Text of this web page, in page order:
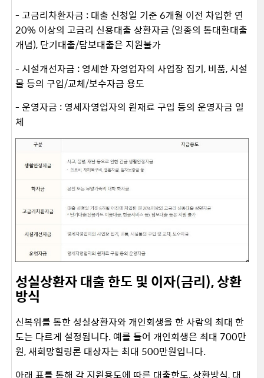
- 고금리차환자금 : 대출 신청일 기준 6개월 이전 차입한 연
20% 이상의 고금리 신용대출 상환자금 (일종의 통대환대출
개념), 단기대출/담보대출은 지원불가
- 시설개선자금 : 영세한 자영업자의 사업장 집기, 비품, 시설
물 등의 구입/교체/보수자금 용도
- 운영자금 : 영세자영업자의 원재료 구입 등의 운영자금 일
체
성실상환자 대출 한도 및 이자(금리), 상환
방식
신복위를 통한 성실상환자와 개인회생을 한 사람의 최대 한
도는 다르게 설정됩니다. 예를 들어 개인회생은 최대 700만
원, 새희망힐링론 대상자는 최대 500만원입니다.
아래 표를 통해 각 지원용도에 따른 대출한도, 상환방식, 대